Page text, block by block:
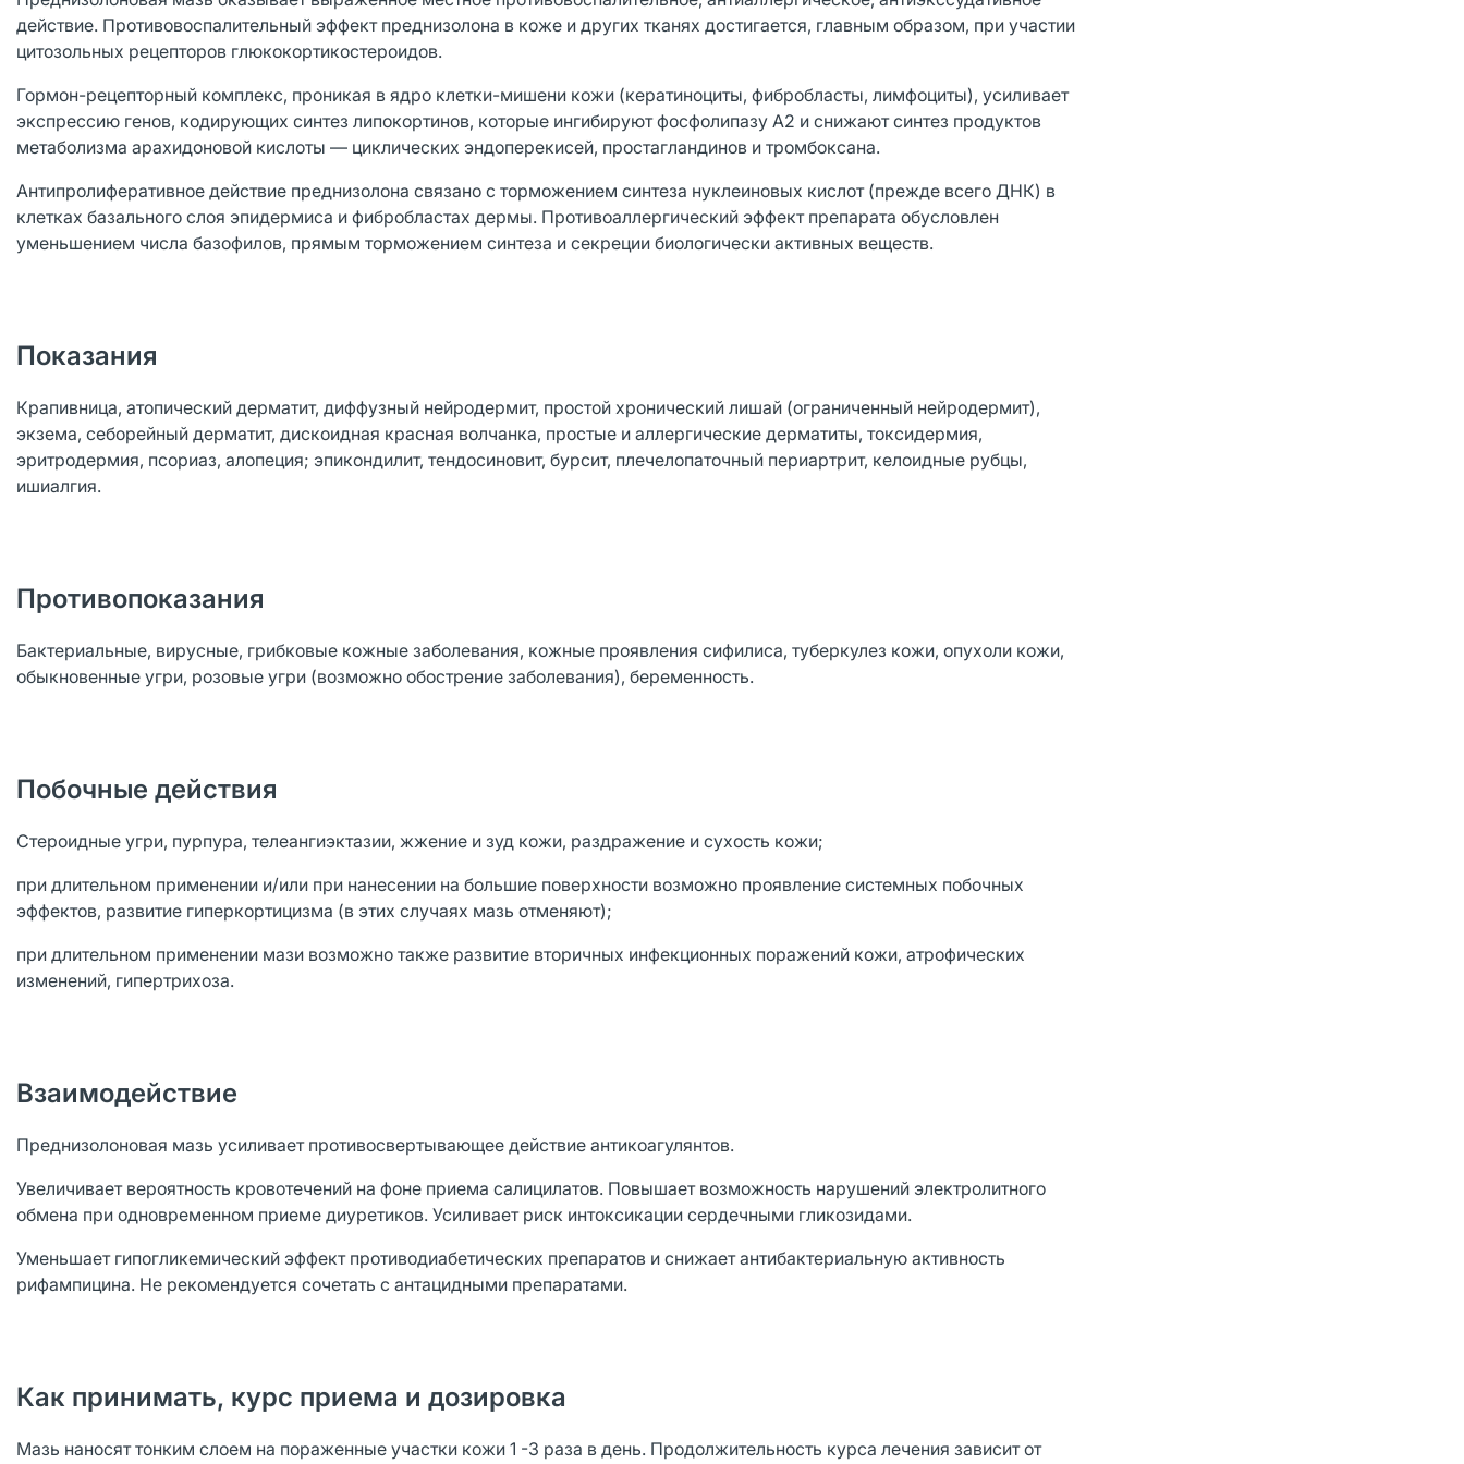
действие. Противовоспалительный эффект преднизолона в коже и других тканях достигается, главным образом, при участии
цитозольных рецепторов глюкокортикостероидов.
Гормон-рецепторный комплекс, проникая в ядро клетки-мишени кожи (кератиноциты, фибробласты, лимфоциты), усиливает
экспрессию генов, кодирующих синтез липокортинов, которые ингибируют фосфолипазу А2 и снижают синтез продуктов
метаболизма арахидоновой кислоты — циклических эндоперекисей, простагландинов и тромбоксана.
Антипролиферативное действие преднизолона связано с торможением синтеза нуклеиновых кислот (прежде всего ДНК) в
клетках базального слоя эпидермиса и фибробластах дермы. Противоаллергический эффект препарата обусловлен
уменьшением числа базофилов, прямым торможением синтеза и секреции биологически активных веществ.
Показания
Крапивница, атопический дерматит, диффузный нейродермит, простой хронический лишай (ограниченный нейродермит),
экзема, себорейный дерматит, дискоидная красная волчанка, простые и аллергические дерматиты, токсидермия,
эритродермия, псориаз, алопеция; эпикондилит, тендосиновит, бурсит, плечелопаточный периартрит, келоидные рубцы,
ишиалгия.
Противопоказания
Бактериальные, вирусные, грибковые кожные заболевания, кожные проявления сифилиса, туберкулез кожи, опухоли кожи,
обыкновенные угри, розовые угри (возможно обострение заболевания), беременность.
Побочные действия
Стероидные угри, пурпура, телеангиэктазии, жжение и зуд кожи, раздражение и сухость кожи;
при длительном применении и/или при нанесении на большие поверхности возможно проявление системных побочных
эффектов, развитие гиперкортицизма (в этих случаях мазь отменяют);
при длительном применении мази возможно также развитие вторичных инфекционных поражений кожи, атрофических
изменений, гипертрихоза.
Взаимодействие
Преднизолоновая мазь усиливает противосвертывающее действие антикоагулянтов.
Увеличивает вероятность кровотечений на фоне приема салицилатов. Повышает возможность нарушений электролитного
обмена при одновременном приеме диуретиков. Усиливает риск интоксикации сердечными гликозидами.
Уменьшает гипогликемический эффект противодиабетических препаратов и снижает антибактериальную активность
рифампицина. Не рекомендуется сочетать с антацидными препаратами.
Как принимать, курс приема и дозировка
Мазь наносят тонким слоем на пораженные участки кожи 1 -3 раза в день. Продолжительность курса лечения зависит от